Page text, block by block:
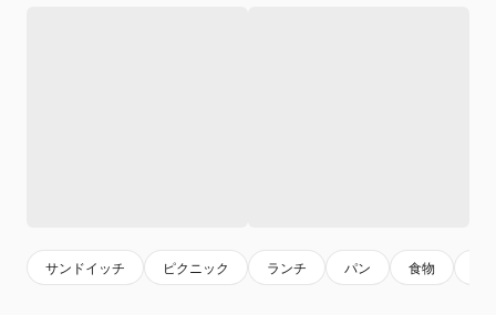
サンドイッチ ピクニック ランチ パン 食物